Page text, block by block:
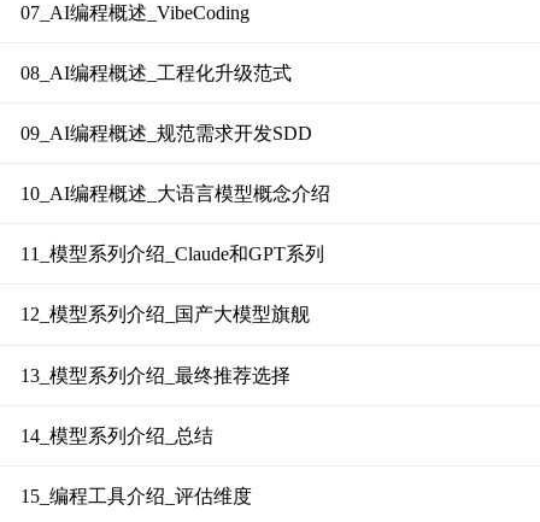
07_AI编程概述_VibeCoding
08_AI编程概述_工程化升级范式
09_AI编程概述_规范需求开发SDD
10_AI编程概述_大语言模型概念介绍
11_模型系列介绍_Claude和GPT系列
12_模型系列介绍_国产大模型旗舰
13_模型系列介绍_最终推荐选择
14_模型系列介绍_总结
15_编程工具介绍_评估维度